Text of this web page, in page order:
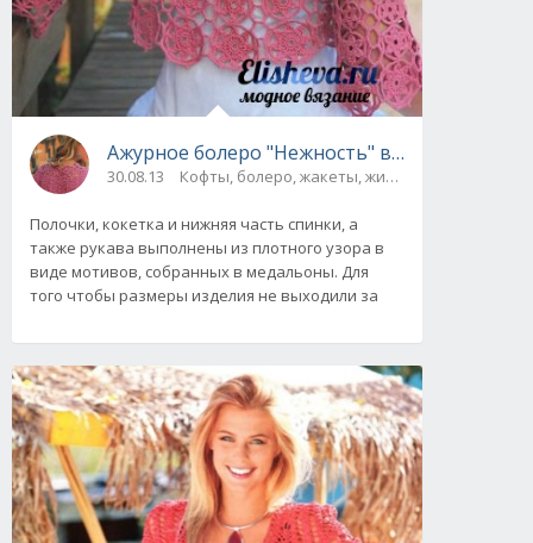
Ажурное болеро "Нежность" вязаное
30.08.13 Кофты, болеро, жакеты, жилеты
Полочки, кокетка и нижняя часть спинки, а
также рукава выполнены из плотного узора в
виде мотивов, собранных в медальоны. Для
того чтобы размеры изделия не выходили за